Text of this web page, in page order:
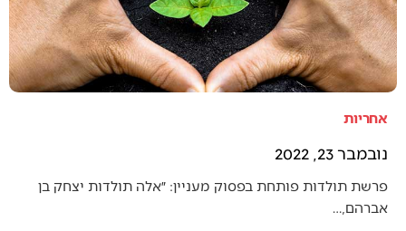
אחריות
נובמבר 23, 2022
פרשת תולדות פותחת בפסוק מעניין: ״אלה תולדות יצחק בן
אברהם,…